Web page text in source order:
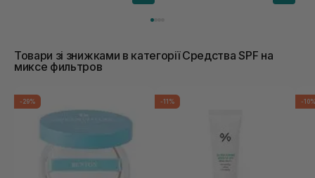
Товари зі знижками в категорії Средства SPF на
миксе фильтров
-29% -11% -